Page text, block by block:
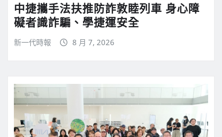
中捷攜手法扶推防詐敦睦列車 身心障
礙者識詐騙、學捷運安全
新一代時報 8 月 7, 2026